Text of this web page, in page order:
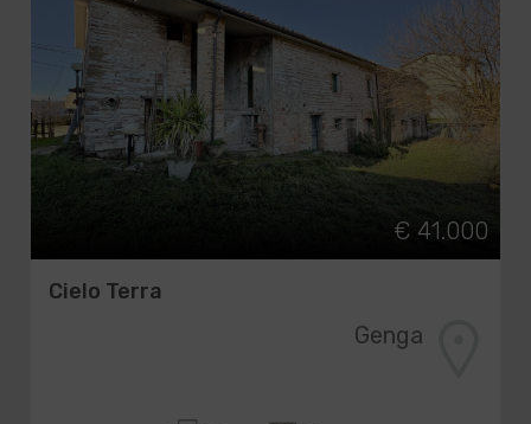
€ 41.000
Cielo Terra
Genga